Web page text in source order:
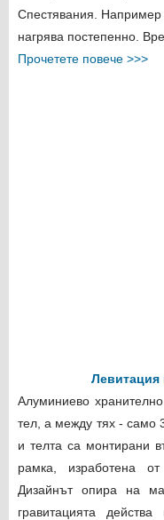
Спестявания. Например
нагрява постепенно.
Прочетете повече >>>
Левитация
Алуминиево
тел, а между тях - само
и телта са монтирани
рамка, изработена
Дизайнът опира на
гравитацията